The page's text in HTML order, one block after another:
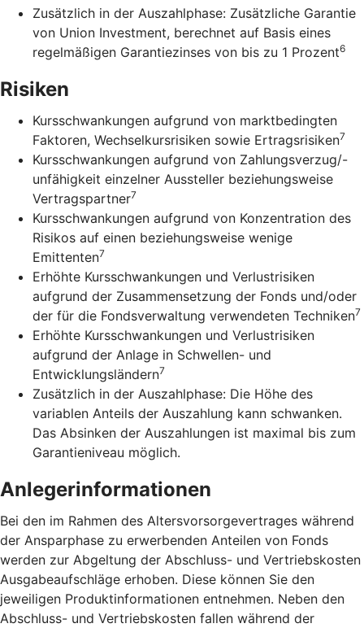
Zusätzlich in der Auszahlphase: Zusätzliche Garantie
von Union Investment, berechnet auf Basis eines
regelmäßigen Garantiezinses von bis zu 1 Prozent6
Risiken
Kursschwankungen aufgrund von marktbedingten
Faktoren, Wechselkursrisiken sowie Ertragsrisiken7
Kursschwankungen aufgrund von Zahlungsverzug/-
unfähigkeit einzelner Aussteller beziehungsweise
Vertragspartner7
Kursschwankungen aufgrund von Konzentration des
Risikos auf einen beziehungsweise wenige
Emittenten7
Erhöhte Kursschwankungen und Verlustrisiken
aufgrund der Zusammensetzung der Fonds und/oder
der für die Fondsverwaltung verwendeten Techniken7
Erhöhte Kursschwankungen und Verlustrisiken
aufgrund der Anlage in Schwellen- und
Entwicklungsländern7
Zusätzlich in der Auszahlphase: Die Höhe des
variablen Anteils der Auszahlung kann schwanken.
Das Absinken der Auszahlungen ist maximal bis zum
Garantieniveau möglich.
Anlegerinformationen
Bei den im Rahmen des Altersvorsorgevertrages während
der Ansparphase zu erwerbenden Anteilen von Fonds
werden zur Abgeltung der Abschluss- und Vertriebskosten
Ausgabeaufschläge erhoben. Diese können Sie den
jeweiligen Produktinformationen entnehmen. Neben den
Abschluss- und Vertriebskosten fallen während der